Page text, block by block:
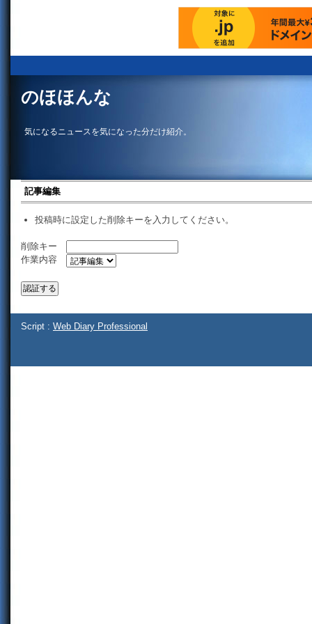
のほほんな
気になるニュースを気になった分だけ紹介。
記事編集
投稿時に設定した削除キーを入力してください。
削除キー
作業内容
Script : Web Diary Professional